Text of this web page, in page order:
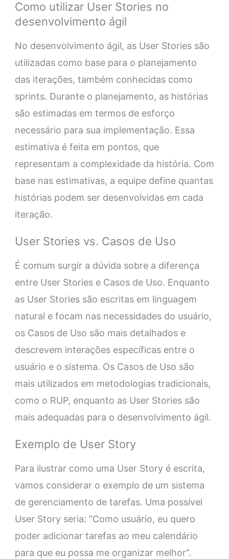
Como utilizar User Stories no
desenvolvimento ágil
No desenvolvimento ágil, as User Stories são
utilizadas como base para o planejamento
das iterações, também conhecidas como
sprints. Durante o planejamento, as histórias
são estimadas em termos de esforço
necessário para sua implementação. Essa
estimativa é feita em pontos, que
representam a complexidade da história. Com
base nas estimativas, a equipe define quantas
histórias podem ser desenvolvidas em cada
iteração.
User Stories vs. Casos de Uso
É comum surgir a dúvida sobre a diferença
entre User Stories e Casos de Uso. Enquanto
as User Stories são escritas em linguagem
natural e focam nas necessidades do usuário,
os Casos de Uso são mais detalhados e
descrevem interações específicas entre o
usuário e o sistema. Os Casos de Uso são
mais utilizados em metodologias tradicionais,
como o RUP, enquanto as User Stories são
mais adequadas para o desenvolvimento ágil.
Exemplo de User Story
Para ilustrar como uma User Story é escrita,
vamos considerar o exemplo de um sistema
de gerenciamento de tarefas. Uma possível
User Story seria: “Como usuário, eu quero
poder adicionar tarefas ao meu calendário
para que eu possa me organizar melhor”.